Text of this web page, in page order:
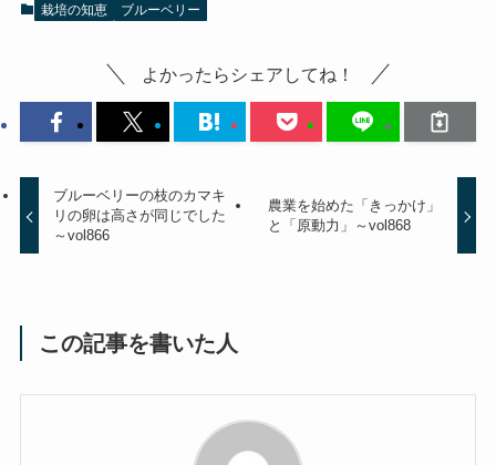
栽培の知恵 ブルーベリー
よかったらシェアしてね！
ブルーベリーの枝のカマキ
リの卵は高さが同じでした
～vol866
農業を始めた「きっかけ」
と「原動力」～vol868
この記事を書いた人